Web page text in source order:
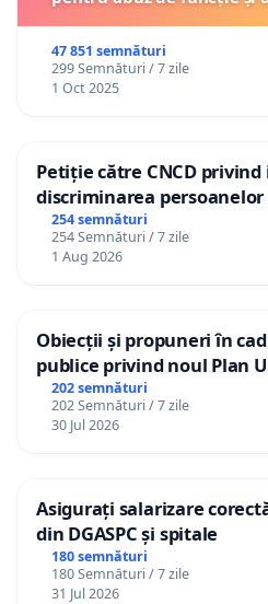
47 851 semnături
299 Semnături / 7 zile
1 Oct 2025
Petiție către CNCD
discriminarea
către utilizatorul TikTok
254 semnături
254 Semnături / 7 zile
1 Aug 2026
Obiecții și propuneri în
publice privind noul Plan
(PUG) Ialoveni
202 semnături
202 Semnături / 7 zile
30 Jul 2026
Asigurați salarizare
din DGASPC și spitale
180 semnături
180 Semnături / 7 zile
31 Jul 2026